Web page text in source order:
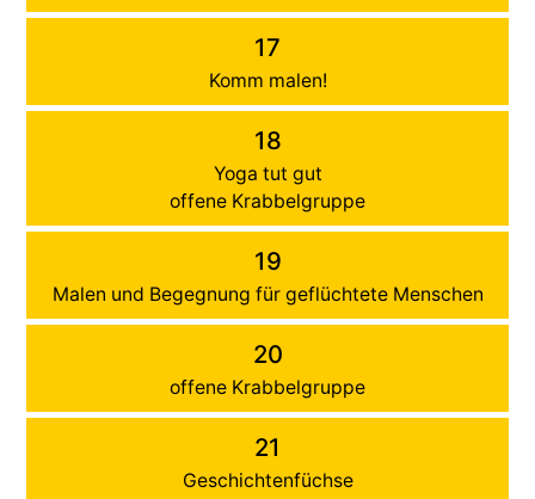
17
Komm malen!
18
Yoga tut gut
offene Krabbelgruppe
19
Malen und Begegnung für geflüchtete Menschen
20
offene Krabbelgruppe
21
Geschichtenfüchse